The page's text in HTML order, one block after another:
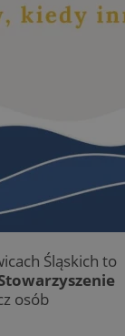
Śląskich to
osób